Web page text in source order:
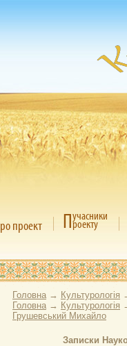
ро проект Пучасники
роекту
Головна → Культурологія
Головна → Культурологія
Грушевський Михайло
Записки